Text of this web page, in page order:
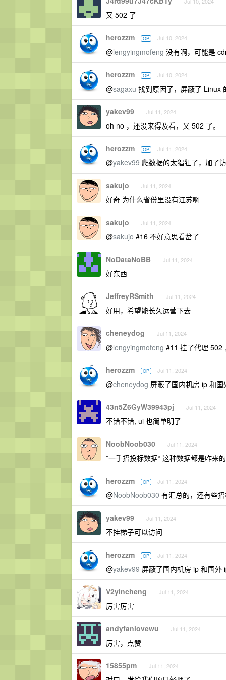
又 502 了
herozzm OP Jul 10, 2024
@lengyingmofeng 没有啊，可能是
herozzm OP Jul 10, 2024
@sagaxu 找到原因了，屏蔽了 Linux
yakev99 Jul 11, 2024
oh no ，还没来得及看，又 502 了。
herozzm OP Jul 11, 2024
@yakev99 爬数据的太猖狂了，加了
sakujo Jul 11, 2024
好奇 为什么省份里没有江苏啊
sakujo Jul 11, 2024
@sakujo #16 不好意思看岔了
NoDataNoBB Jul 11, 2024
好东西
JeffreyRSmith Jul 11, 2024
好用，希望能长久运营下去
cheneydog Jul 11, 2024
@lengyingmofeng #11 挂了代理 502
herozzm OP Jul 11, 2024
@cheneydog 屏蔽了国内机房 ip 和
43n5Z6GyW39943pj Jul 11, 2024
不错不错, ui 也简单明了
NoobNoob030 Jul 11, 2024
”一手招投标数据“ 这种数据都是咋来
herozzm OP Jul 11, 2024
@NoobNoob030 有汇总的，还有些
yakev99 Jul 11, 2024
不挂梯子可以访问
herozzm OP Jul 11, 2024
@yakev99 屏蔽了国内机房 ip 和国外
V2yincheng Jul 11, 2024
厉害厉害
andyfanlovewu Jul 11, 2024
厉害，点赞
15855pm Jul 11, 2024